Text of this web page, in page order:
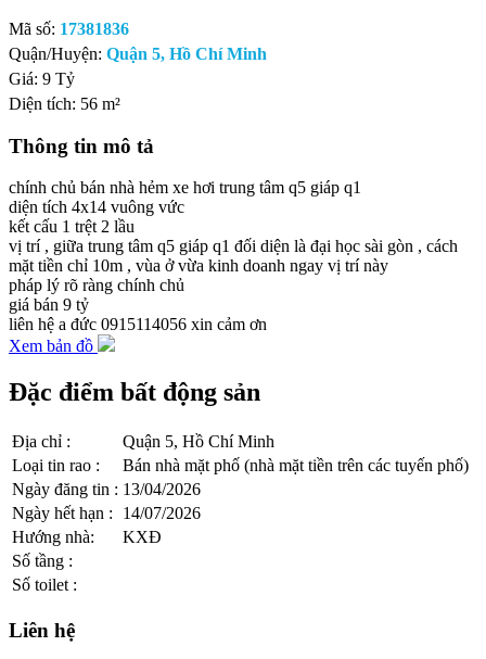
Mã số: 17381836
Quận/Huyện: Quận 5, Hồ Chí Minh
Giá: 9 Tỷ
Diện tích: 56 m²
Thông tin mô tả
chính chủ bán nhà hẻm xe hơi trung tâm q5 giáp q1
diện tích 4x14 vuông vức
kết cấu 1 trệt 2 lầu
vị trí , giữa trung tâm q5 giáp q1 đối diện là đại học sài gòn , cách
mặt tiền chỉ 10m , vùa ở vừa kinh doanh ngay vị trí này
pháp lý rõ ràng chính chủ
giá bán 9 tỷ
liên hệ a đức 0915114056 xin cảm ơn
Xem bản đồ
Đặc điểm bất động sản
Địa chỉ :
Quận 5, Hồ Chí Minh
Loại tin rao :
Bán nhà mặt phố (nhà mặt tiền trên các tuyến phố)
Ngày đăng tin : 13/04/2026
Ngày hết hạn :
14/07/2026
Hướng nhà:
KXĐ
Số tầng :
Số toilet :
Liên hệ